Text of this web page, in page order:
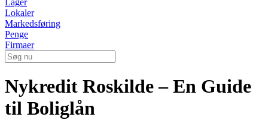
Lager
Lokaler
Markedsføring
Penge
Firmaer
Nykredit Roskilde – En Guide
til Boliglån